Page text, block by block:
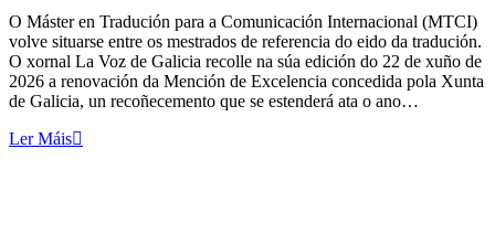
O Máster en Tradución para a Comunicación Internacional (MTCI)
volve situarse entre os mestrados de referencia do eido da tradución.
O xornal La Voz de Galicia recolle na súa edición do 22 de xuño de
2026 a renovación da Mención de Excelencia concedida pola Xunta
de Galicia, un recoñecemento que se estenderá ata o ano…
Ler Máis